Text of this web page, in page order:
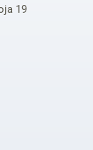
19